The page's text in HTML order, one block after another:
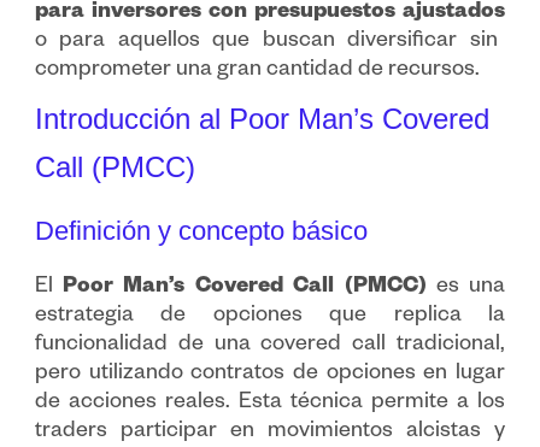
para inversores con presupuestos ajustados
o para aquellos que buscan diversificar sin
comprometer una gran cantidad de recursos.
Introducción al Poor Man’s Covered
Call (PMCC)
Definición y concepto básico
El Poor Man’s Covered Call (PMCC) es una
estrategia de opciones que replica la
funcionalidad de una covered call tradicional,
pero utilizando contratos de opciones en lugar
de acciones reales. Esta técnica permite a los
traders participar en movimientos alcistas y